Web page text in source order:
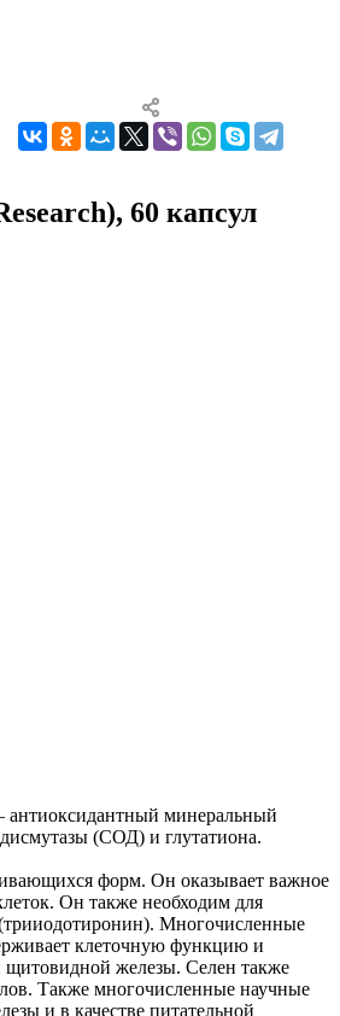
60 капсул
минеральный
(СОД) и глутатиона.
форм. Он оказывает важное
Он также необходим для
Многочисленные
клеточную функцию и
щитовидной железы. Селен также
Также многочисленные научные
и в качестве питательной